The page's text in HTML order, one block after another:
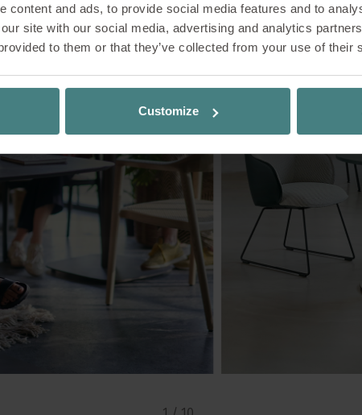
content and ads, to provide social media features and to
site with our social media, advertising and analytics
to them or that they’ve collected from your use of their
Customize